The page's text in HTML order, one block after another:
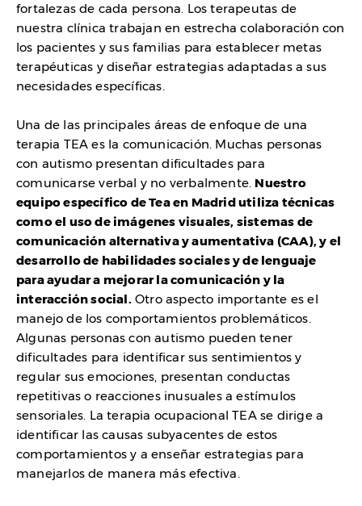
fortalezas de cada persona. Los terapeutas de
nuestra clínica trabajan en estrecha colaboración con
los pacientes y sus familias para establecer metas
terapéuticas y diseñar estrategias adaptadas a sus
necesidades específicas.
Una de las principales áreas de enfoque de una
terapia TEA es la comunicación. Muchas personas
con autismo presentan dificultades para
comunicarse verbal y no verbalmente. Nuestro
equipo específico de Tea en Madrid utiliza técnicas
como el uso de imágenes visuales, sistemas de
comunicación alternativa y aumentativa (CAA), y el
desarrollo de habilidades sociales y de lenguaje
para ayudar a mejorar la comunicación y la
interacción social. Otro aspecto importante es el
manejo de los comportamientos problemáticos.
Algunas personas con autismo pueden tener
dificultades para identificar sus sentimientos y
regular sus emociones, presentan conductas
repetitivas o reacciones inusuales a estímulos
sensoriales. La terapia ocupacional TEA se dirige a
identificar las causas subyacentes de estos
comportamientos y a enseñar estrategias para
manejarlos de manera más efectiva.